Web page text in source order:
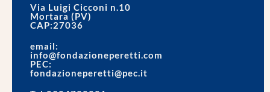
Via Luigi Cicconi n.10
Mortara (PV)
CAP:27036
email:
info@fondazioneperetti.com
PEC:
fondazioneperetti@pec.it